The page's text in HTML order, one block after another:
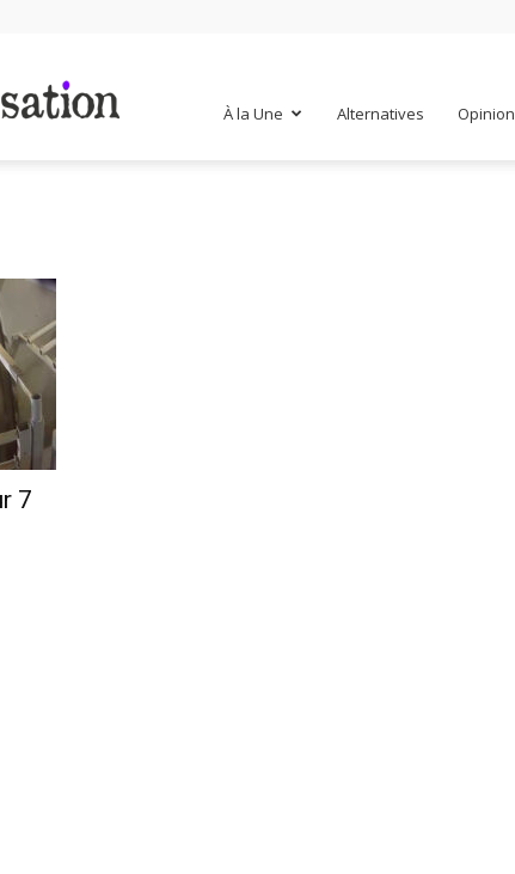
À la Une Alternatives Opinion
7